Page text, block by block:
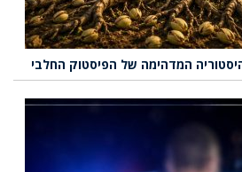
המדהימה של הפיסטוק החלבי